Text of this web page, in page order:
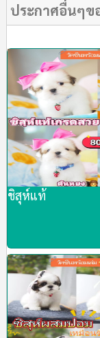
ประกาศอื่นๆข
ชิสุห์แท้